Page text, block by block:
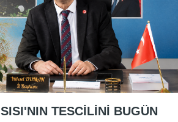
TESCİLİNİ BUGÜN